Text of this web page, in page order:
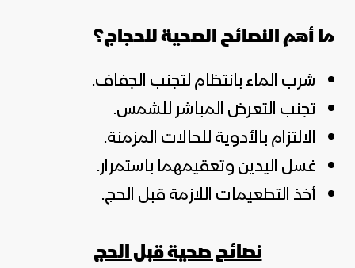
ما أهم النصائح الصحية للحجاج؟
شرب الماء بانتظام لتجنب الجفاف.
تجنب التعرض المباشر للشمس.
الالتزام بالأدوية للحالات المزمنة.
غسل اليدين وتعقيمهما باستمرار.
أخذ التطعيمات اللازمة قبل الحج.
نصائح صحية قبل الحج